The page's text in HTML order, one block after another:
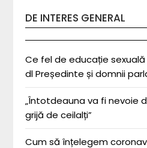
DE INTERES GENERAL
Ce fel de educație
dl Președinte și domnii
„Întotdeauna va fi nevoie
grijă de ceilalți”
Cum să înțelegem